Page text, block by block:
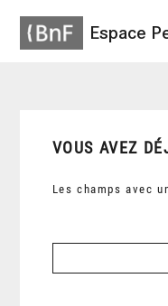
Espace
VOUS AVEZ
Les champs avec